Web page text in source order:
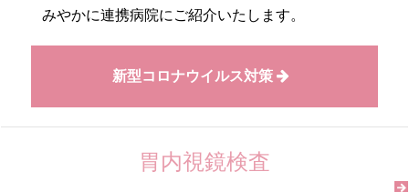
みやかに連携病院にご紹介いたします。
新型コロナウイルス対策
胃内視鏡検査